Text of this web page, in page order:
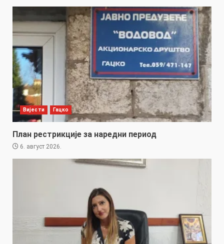
Вијести Гацко
План рестрикције за наредни период
6. август 2026.